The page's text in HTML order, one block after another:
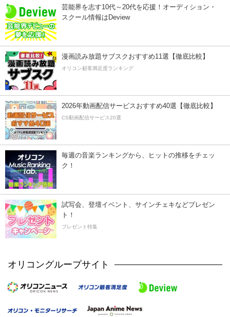
芸能界を志す10代～20代を応援！オーディション・
スクール情報はDeview
漫画読み放題サブスクおすすめ11選【徹底比較】
オリコン顧客満足度ランキング
2026年動画配信サービスおすすめ40選【徹底比較】
CS動画配信サービス20選
毎週の音楽ランキングから、ヒットの推移をチェッ
ク！
試写会、登壇イベント、サインチェキなどプレゼン
ト！
プレゼント特集
オリコングループサイト